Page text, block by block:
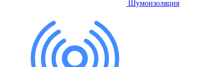
Шумоизоляция